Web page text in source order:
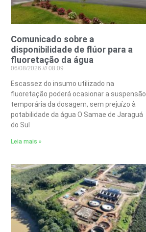
Comunicado sobre a
disponibilidade de flúor para a
fluoretação da água
06/08/2026 08:09
Escassez do insumo utilizado na
fluoretação poderá ocasionar a suspensão
temporária da dosagem, sem prejuízo à
potabilidade da água O Samae de Jaraguá
do Sul
Leia mais »